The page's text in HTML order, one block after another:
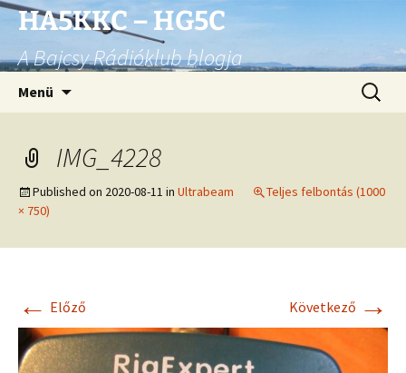
Ugrás
tartalomhoz
HA5KKC – HG5C
A Bajcsy Rádióklub blogja
Menü
IMG_4228
Published on 2020-08-11 in Ultrabeam
Teljes felbontás (1000
× 750)
← Előző Következő →